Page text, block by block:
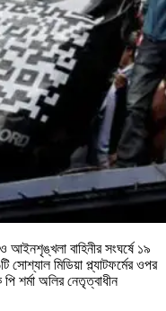
আইনশৃঙ্খলা বাহিনীর সংঘর্ষে ১৯
মিডিয়া প্ল্যাটফর্মের ওপর
পি শর্মা অলির নেতৃত্বাধীন